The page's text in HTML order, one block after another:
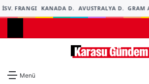
FRANGI KANADA D. AVUSTRALYA D. GRAM
Menü